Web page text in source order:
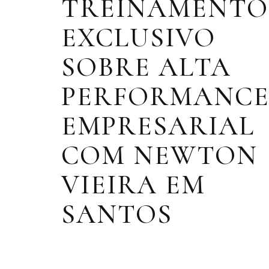
TREINAMENTO
EXCLUSIVO
SOBRE ALTA
PERFORMANCE
EMPRESARIAL
COM NEWTON
VIEIRA EM
SANTOS